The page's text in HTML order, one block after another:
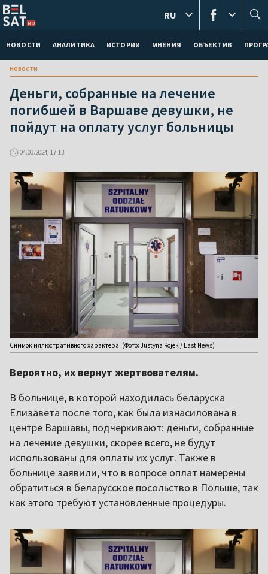
НОВОСТИ АНАЛИТИКА ИСТОРИИ МНЕНИЯ ОБЪЕКТИВ
RU
новости
Деньги, собранные на лечение
погибшей в Варшаве девушки, не
пойдут на оплату услуг больницы
04.03.2024, 17:13
Снимок иллюстративного характера. (Фото: Justyna Rojek / East News)
Вероятно, их вернут жертвователям.
В больнице, в которой находилась беларуска
Елизавета после того, как была изнасилована в
центре Варшавы, подчеркивают: деньги, собранные
на лечение девушки, скорее всего, не будут
использованы для оплаты их услуг. Также в
больнице заявили, что в вопросе оплат намерены
обратиться в беларусское посольство в Польше, так
как этого требуют установленные процедуры.